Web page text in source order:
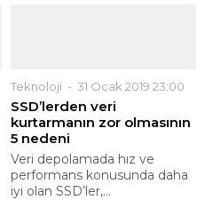
Teknoloji 31 Ocak 2019 23:00
SSD’lerden veri
kurtarmanın zor olmasının
5 nedeni
Veri depolamada hız ve
performans konusunda daha
iyi olan SSD’ler,...